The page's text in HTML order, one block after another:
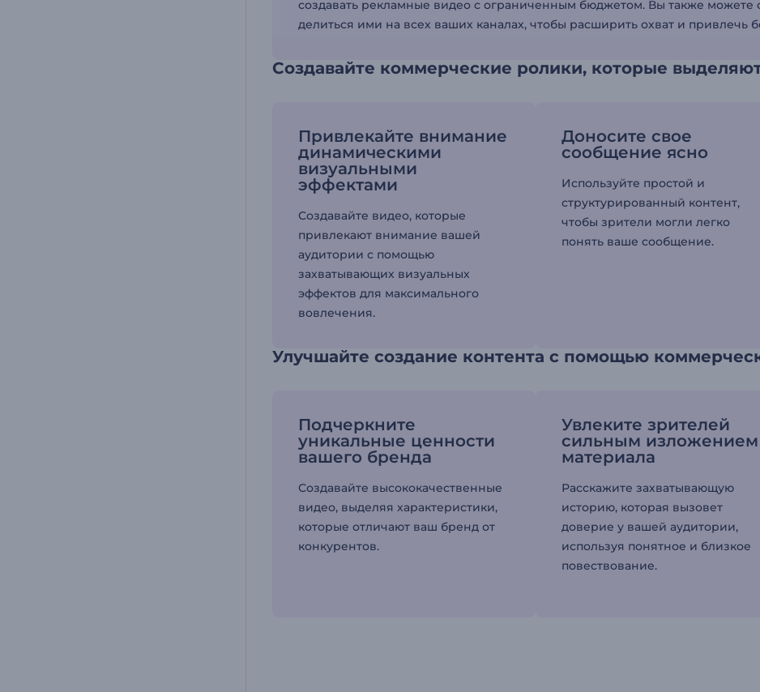
создавать рекламные видео с ограниченным бюджетом. Вы также можете
делиться ими на всех ваших каналах, чтобы расширить охват и привлечь
Создавайте коммерческие ролики, которые
Привлекайте внимание
динамическими
визуальными
эффектами
Создавайте видео, которые
привлекают внимание вашей
аудитории с помощью
захватывающих визуальных
эффектов для максимального
вовлечения.
Доносите свое
сообщение ясно
Используйте простой и
структурированный контент,
чтобы зрители могли легко
понять ваше сообщение.
Улучшайте создание контента с помощью
Подчеркните
уникальные ценности
вашего бренда
Создавайте высококачественные
видео, выделяя характеристики,
которые отличают ваш бренд от
конкурентов.
Увлеките зрителей
сильным изложением
материала
Расскажите захватывающую
историю, которая вызовет
доверие у вашей аудитории,
используя понятное и близкое
повествование.